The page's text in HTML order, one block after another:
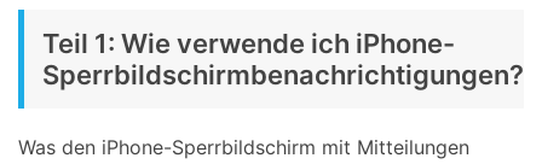
Teil 1: Wie verwende ich iPhone-
Sperrbildschirmbenachrichtigungen?
Was den iPhone-Sperrbildschirm mit Mitteilungen